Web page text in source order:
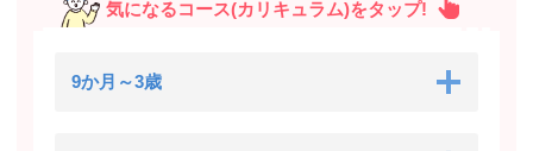
気になるコース(カリキュラム)をタップ!
9か月～3歳